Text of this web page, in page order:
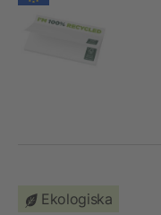
Ekologiska